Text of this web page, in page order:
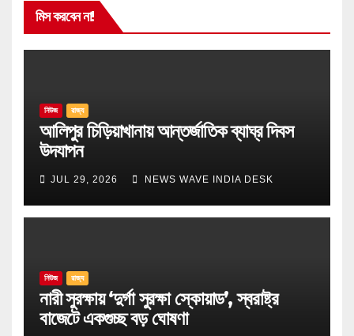
মিস করবেন না!
নিউজ রাজ্য
আলিপুর চিড়িয়াখানায় আন্তর্জাতিক ব্যাঘ্র দিবস
উদযাপন
JUL 29, 2026 NEWS WAVE INDIA DESK
নিউজ রাজ্য
নারী সুরক্ষায় ‘দুর্গা সুরক্ষা স্কোয়াড’, স্বরাষ্ট্র
বাজেটে একগুচ্ছ বড় ঘোষণা